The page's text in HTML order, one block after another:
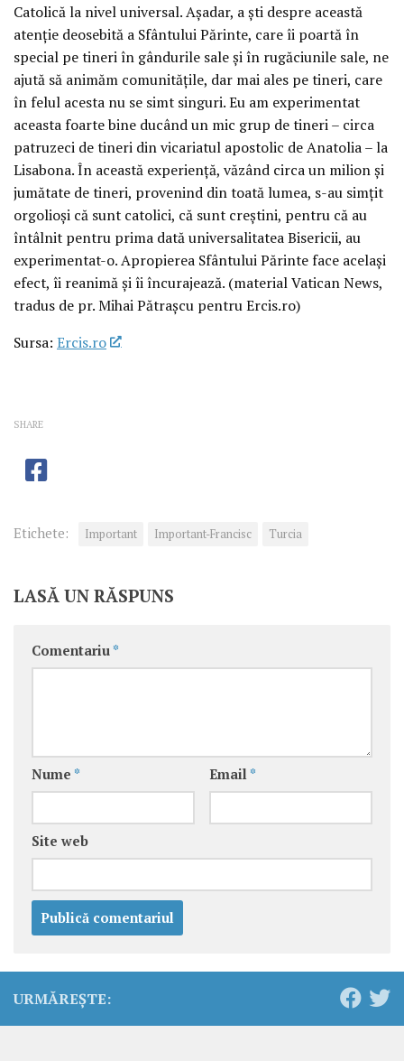
Catolică la nivel universal. Așadar, a ști despre această
atenție deosebită a Sfântului Părinte, care îi poartă în
special pe tineri în gândurile sale și în rugăciunile sale, ne
ajută să animăm comunitățile, dar mai ales pe tineri, care
în felul acesta nu se simt singuri. Eu am experimentat
aceasta foarte bine ducând un mic grup de tineri – circa
patruzeci de tineri din vicariatul apostolic de Anatolia – la
Lisabona. În această experiență, văzând circa un milion și
jumătate de tineri, provenind din toată lumea, s-au simțit
orgolioși că sunt catolici, că sunt creștini, pentru că au
întâlnit pentru prima dată universalitatea Bisericii, au
experimentat-o. Apropierea Sfântului Părinte face același
efect, îi reanimă și îi încurajează. (material Vatican News,
tradus de pr. Mihai Pătrașcu pentru Ercis.ro)
Sursa: Ercis.ro
SHARE
Etichete: Important Important-Francisc Turcia
LASĂ UN RĂSPUNS
Comentariu *
Nume * Email *
Site web
URMĂREȘTE: